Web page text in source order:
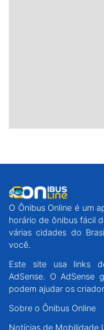
O Ônibus Online é um
horário de ônibus fácil
várias cidades do
você.
Este site usa links
AdSense. O AdSense
podem ajudar os
Sobre o Ônibus Online
Notícias de Mobilidade